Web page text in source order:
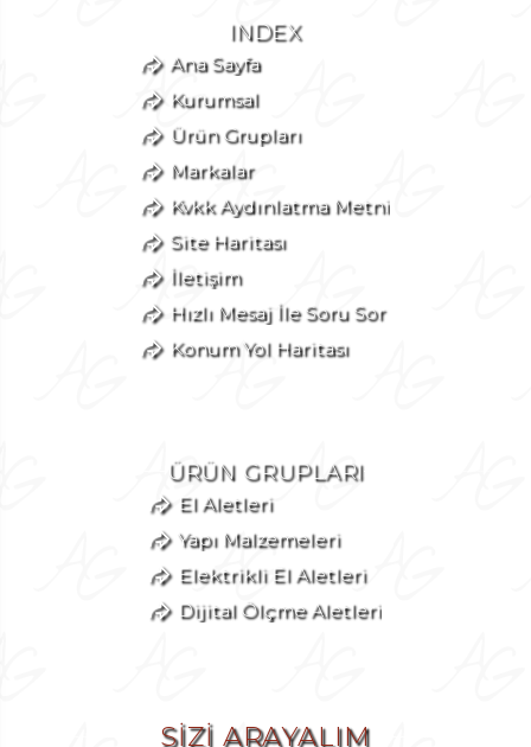
INDEX
Ana Sayfa
Kurumsal
Ürün Grupları
Markalar
Kvkk Aydınlatma Metni
Site Haritası
İletişim
Hızlı Mesaj İle Soru Sor
Konum Yol Haritası
ÜRÜN GRUPLARI
El Aletleri
Yapı Malzemeleri
Elektrikli El Aletleri
Dijital Ölçme Aletleri
SİZİ ARAYALIM